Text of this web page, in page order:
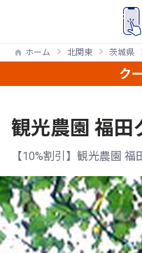
ホーム 北関東 茨城県
ク
観光農園 福田
【10%割引】観光農園 福